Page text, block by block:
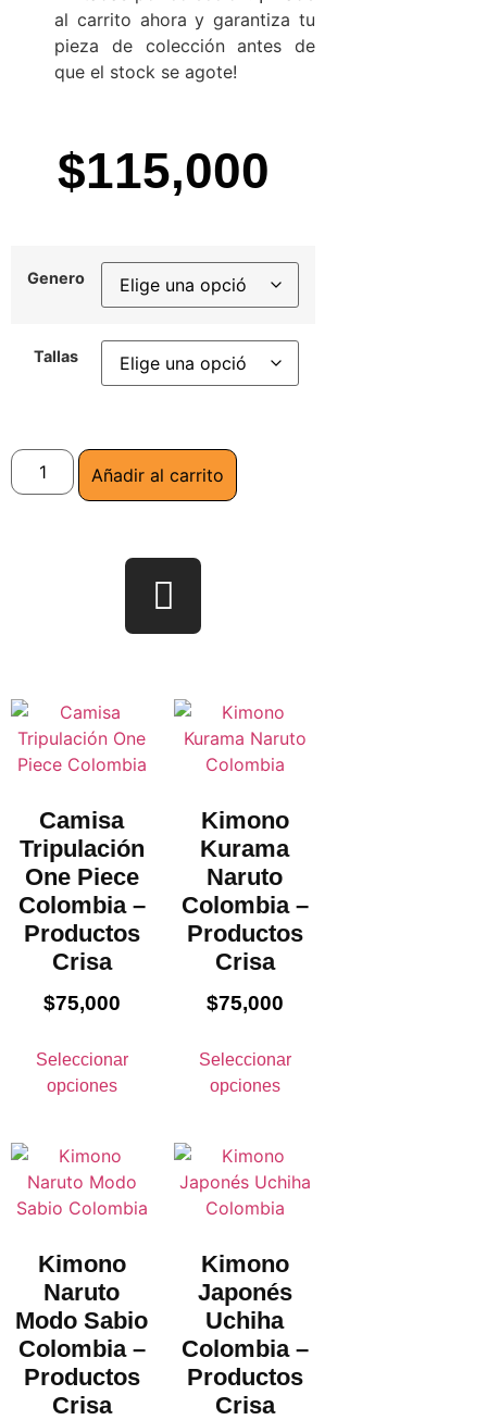
al carrito ahora y garantiza tu
pieza de colección antes de
que el stock se agote!
$115,000
Genero
Tallas
Añadir al carrito
Camisa
Tripulación
One Piece
Colombia –
Productos
Crisa
$75,000
Seleccionar
opciones
Kimono
Kurama
Naruto
Colombia –
Productos
Crisa
$75,000
Seleccionar
opciones
Kimono
Naruto
Modo Sabio
Colombia –
Productos
Crisa
Kimono
Japonés
Uchiha
Colombia –
Productos
Crisa